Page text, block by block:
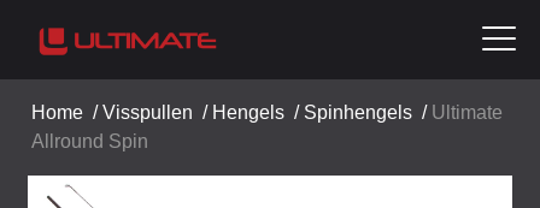
Home /Visspullen / Hengels / Spinhengels / Ultimate
Allround Spin